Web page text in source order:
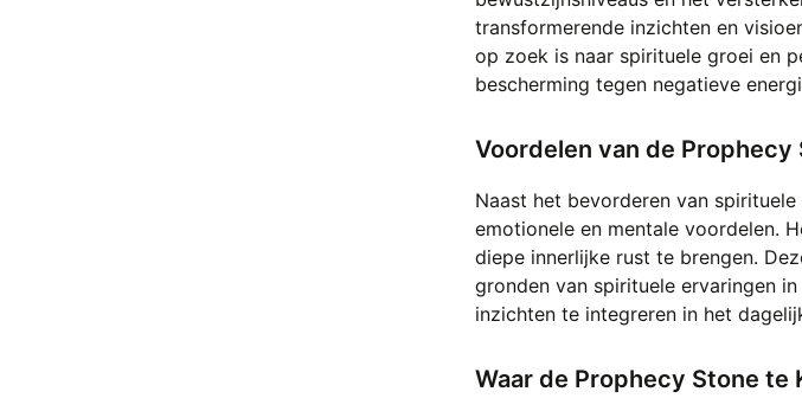
transformerende inzichten en
op zoek is naar spirituele groei en
bescherming tegen negatieve
Voordelen van de Prophecy
Naast het bevorderen van
emotionele en mentale voordelen.
diepe innerlijke rust te brengen.
gronden van spirituele ervaringen
inzichten te integreren in het
Waar de Prophecy Stone te